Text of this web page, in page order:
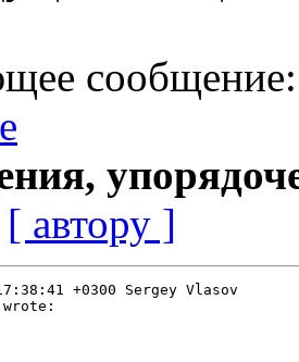
[ автору ]
+0300 Sergey Vlasov